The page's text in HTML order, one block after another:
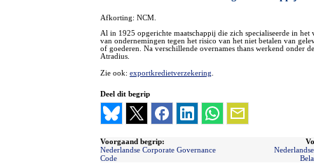
Afkorting: NCM.
Al in 1925 opgerichte maatschappij die zich specialiseerde in het
van ondernemingen tegen het risico van het niet betalen van
of goederen. Na verschillende overnames thans werkend onder
Atradius.
Zie ook: exportkredietverzekering
Deel dit begrip
Voorgaand begrip:
Nederlandse Corporate Governance
Code